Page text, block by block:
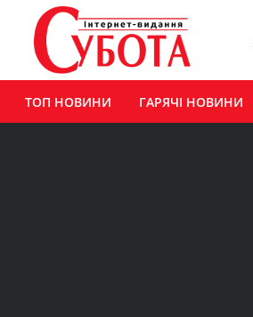
ТОП НОВИНИ ГАРЯЧІ НОВИНИ